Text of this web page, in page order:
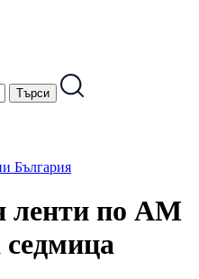
България
ленти по АМ